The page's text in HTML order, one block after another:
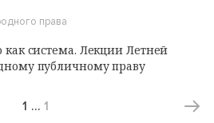
права
система. Лекции Летней
публичному праву
1 … 1